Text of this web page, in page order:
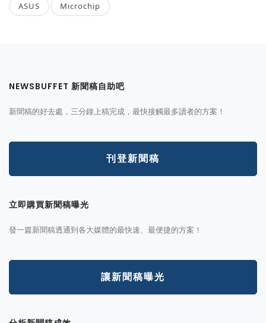
ASUS Microchip
NEWSBUFFET 新聞稿自助吧
新聞稿的好去處，三分鐘上稿完成，最快接觸最多讀者的方案！
刊登新聞稿
立即購買新聞稿曝光
發一篇新聞稿透通到各大媒體的最快速、最便捷的方案！
讓新聞稿曝光